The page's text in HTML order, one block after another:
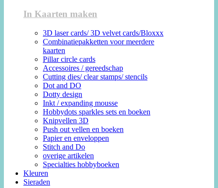
In Kaarten maken
3D laser cards/ 3D velvet cards/Bloxxx
Combinatiepakketten voor meerdere
kaarten
Pillar circle cards
Accessoires / gereedschap
Cutting dies/ clear stamps/ stencils
Dot and DO
Dotty design
Inkt / expanding mousse
Hobbydots sparkles sets en boeken
Knipvellen 3D
Push out vellen en boeken
Papier en enveloppen
Stitch and Do
overige artikelen
Specialties hobbyboeken
Kleuren
Sieraden